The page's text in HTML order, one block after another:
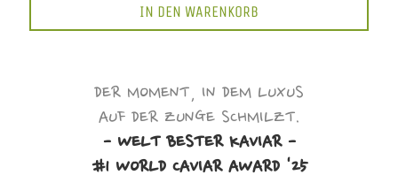
IN DEN WARENKORB
DER MOMENT, IN DEM LUXUS
AUF DER ZUNGE SCHMILZT.
- WELT BESTER KAVIAR -
#1 WORLD CAVIAR AWARD '25